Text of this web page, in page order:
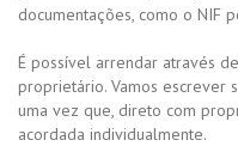
documentações, como o NIF
É possível arrendar através
proprietário. Vamos escrever
uma vez que, direto com
acordada individualmente.